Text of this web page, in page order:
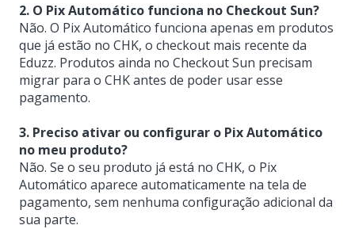
2. O Pix Automático funciona no Checkout Sun?
Não. O Pix Automático funciona apenas em produtos
que já estão no CHK, o checkout mais recente da
Eduzz. Produtos ainda no Checkout Sun precisam
migrar para o CHK antes de poder usar esse
pagamento.
3. Preciso ativar ou configurar o Pix Automático
no meu produto?
Não. Se o seu produto já está no CHK, o Pix
Automático aparece automaticamente na tela de
pagamento, sem nenhuma configuração adicional da
sua parte.